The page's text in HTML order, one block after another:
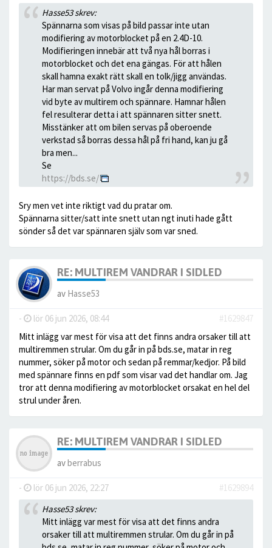
Hasse53 skrev:
Spännarna som visas på bild passar inte utan
modifiering av motorblocket på en 2.4D-10.
Modifieringen innebär att två nya hål borras i
motorblocket och det ena gängas. För att hålen
skall hamna exakt rätt skall en tolk/jigg användas.
Har man servat på Volvo ingår denna modifiering
vid byte av multirem och spännare. Hamnar hålen
fel resulterar detta i att spännaren sitter snett.
Misstänker att om bilen servas på oberoende
verkstad så borras dessa hål på fri hand, kan ju gå
bra men...
Se
https://bds.se/
Sry men vet inte riktigt vad du pratar om.
Spännarna sitter/satt inte snett utan ngt inuti hade gått
sönder så det var spännaren själv som var sned.
RE: MULTIREM VANDRAR I SIDLED
av Hasse53
- lör 06 jun 2026, 08:44
#1629847
Mitt inlägg var mest för visa att det finns andra orsaker till att
multiremmen strular. Om du går in på bds.se, matar in reg
nummer, söker på motor och sedan på remmar/kedjor. På bild
med spännare finns en pdf som visar vad det handlar om. Jag
tror att denna modifiering av motorblocket orsakat en hel del
strul under åren.
RE: MULTIREM VANDRAR I SIDLED
avberrabus
- lör 06 jun 2026, 22:27
#1629894
Hasse53 skrev:
Mitt inlägg var mest för visa att det finns andra
orsaker till att multiremmen strular. Om du går in på